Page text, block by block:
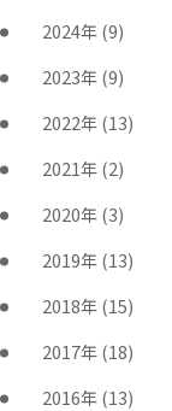
2024年(9)
2023年(9)
2022年(13)
2021年(2)
2020年(3)
2019年(13)
2018年(15)
2017年(18)
2016年(13)